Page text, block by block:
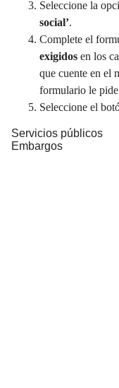
Seleccione la
social’.
Complete el
exigidos en los
que cuente en el
formulario le pide
Seleccione el
Servicios públicos
Embargos